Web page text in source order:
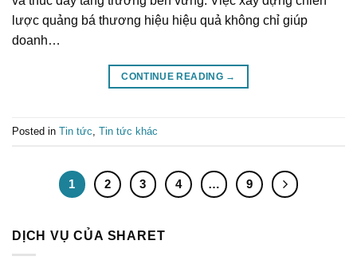
lược quảng bá thương hiệu hiệu quả không chỉ giúp
doanh…
CONTINUE READING →
Posted in Tin tức Tin tức khác
1 2 3 4 … 9
DỊCH VỤ CỦA SHARET